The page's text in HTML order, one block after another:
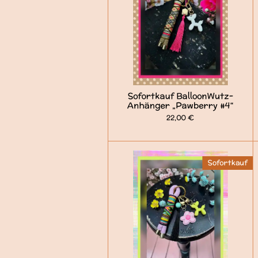
Sofortkauf BalloonWutz-
Anhänger „Pawberry #4“
22,00 €
Sofortkauf